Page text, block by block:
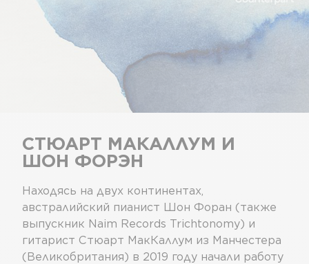
СТЮАРТ МАКАЛЛУМ И
ШОН ФОРЭН
Находясь на двух континентах,
австралийский пианист Шон Форан (также
выпускник Naim Records Trichtonomy) и
гитарист Стюарт МакКаллум из Манчестера
(Великобритания) в 2019 году начали работу